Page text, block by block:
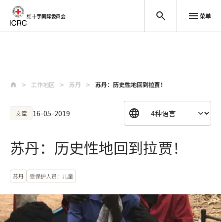
红十字国际委员会 菜单
工作地区 苏丹 苏丹：历史性地回到拉贾！
文章 16-05-2019
苏丹：历史性地回到拉贾！
苏丹 受保护人员：儿童